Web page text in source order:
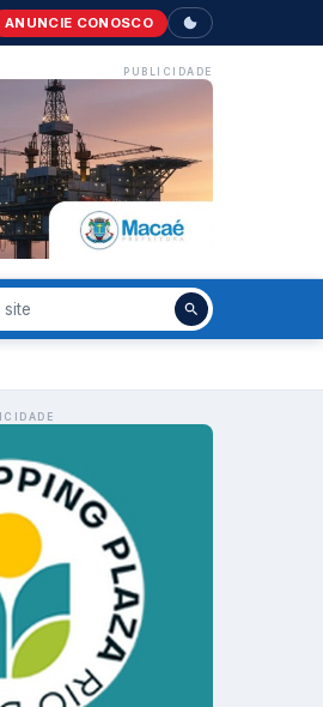
ANUNCIE CONOSCO
PUBLICIDADE